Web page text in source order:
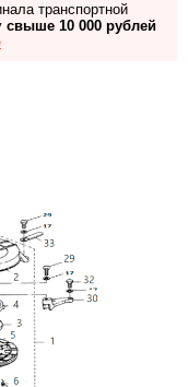
транспортной
свыше 10 000 рублей